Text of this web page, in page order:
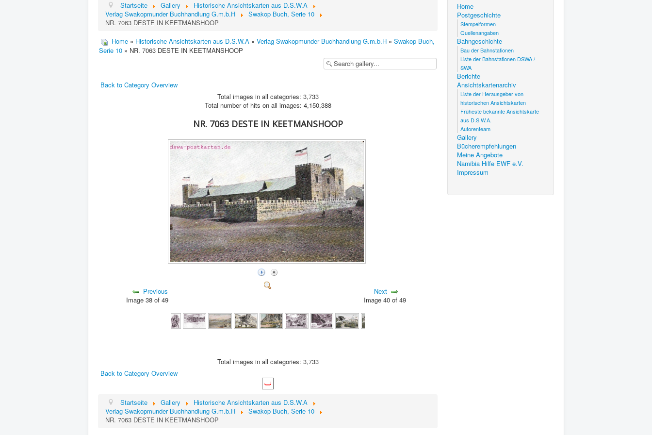
Startseite Gallery
Historische Ansichtskarten aus D.S.W.A
Verlag Swakopmunder Buchhandlung G.m.b.H
Swakop Buch, Serie 10
NR. 7063 DESTE IN KEETMANSHOOP
Home » Historische Ansichtskarten aus D.S.W.A » Verlag Swakopmunder Buchhandlung G.m.b.H » Swakop Buch,
Serie 10 » NR. 7063 DESTE IN KEETMANSHOOP
Back to Category Overview
Total images in all categories: 3,733
Total number of hits on all images: 4,150,388
NR. 7063 DESTE IN KEETMANSHOOP
Previous
Image 38 of 49
Next
Image 40 of 49
Total images in all categories: 3,733
Back to Category Overview
Startseite Gallery
Historische Ansichtskarten aus D.S.W.A
Verlag Swakopmunder Buchhandlung G.m.b.H
Swakop Buch, Serie 10
NR. 7063 DESTE IN KEETMANSHOOP
Home
Postgeschichte
Stempelformen
Quellenangaben
Bahngeschichte
Bau der Bahnstationen
Liste der Bahnstationen DSWA /
SWA
Berichte
Ansichtskartenarchiv
Liste der Herausgeber von
historischen Ansichtskarten
Früheste bekannte Ansichtskarte
aus D.S.W.A.
Autorenteam
Gallery
Bücherempfehlungen
Meine Angebote
Namibia Hilfe EWF e.V.
Impressum